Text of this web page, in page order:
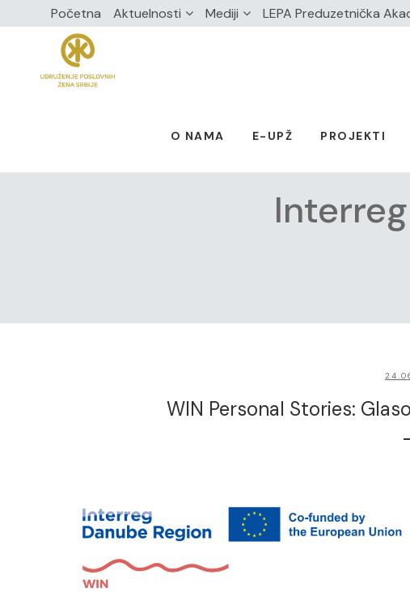
Početna Aktuelnosti Mediji LEPA Preduzetnička
O NAMA E-UPŽ PROJEKTI
WIN Personal Stories: